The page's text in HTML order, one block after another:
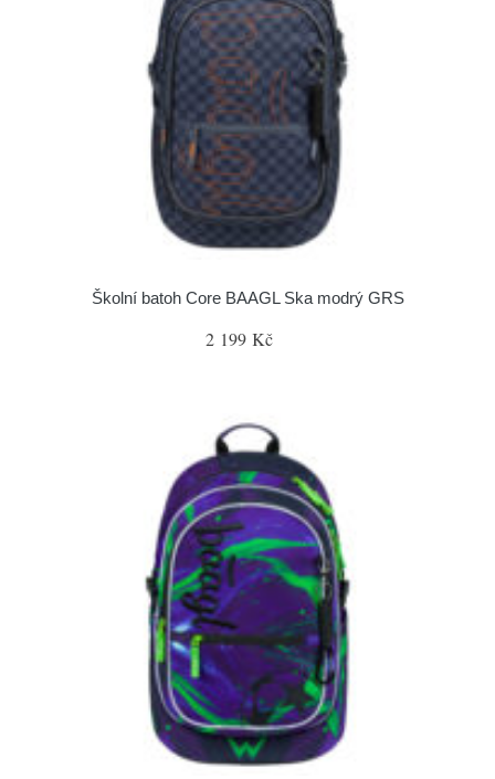
Školní batoh Core BAAGL Ska modrý GRS
2 199 Kč